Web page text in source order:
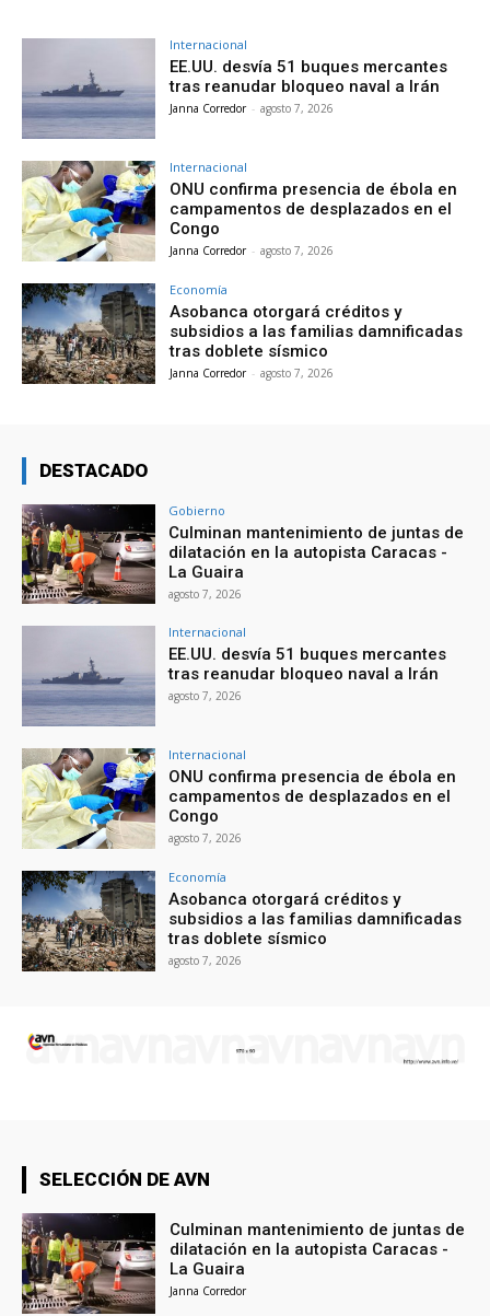
Internacional
EE.UU. desvía 51 buques mercantes
tras reanudar bloqueo naval a Irán
Janna Corredor - agosto 7, 2026
Internacional
ONU confirma presencia de ébola en
campamentos de desplazados en el
Congo
Janna Corredor - agosto 7, 2026
Economía
Asobanca otorgará créditos y
subsidios a las familias damnificadas
tras doblete sísmico
Janna Corredor - agosto 7, 2026
DESTACADO
Gobierno
Culminan mantenimiento de juntas de
dilatación en la autopista Caracas -
La Guaira
agosto 7, 2026
Internacional
EE.UU. desvía 51 buques mercantes
tras reanudar bloqueo naval a Irán
agosto 7, 2026
Internacional
ONU confirma presencia de ébola en
campamentos de desplazados en el
Congo
agosto 7, 2026
Economía
Asobanca otorgará créditos y
subsidios a las familias damnificadas
tras doblete sísmico
agosto 7, 2026
SELECCIÓN DE AVN
Culminan mantenimiento de juntas de
dilatación en la autopista Caracas -
La Guaira
Janna Corredor